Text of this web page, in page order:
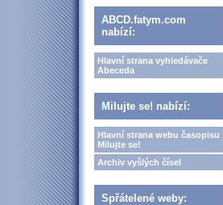
ABCD.fatym.com
nabízí:
Hlavní strana vyhledávače
Abeceda
Milujte se! nabízí:
Hlavní strana webu časopisu
Milujte se!
Archiv vyšlých čísel
Spřátelené weby: